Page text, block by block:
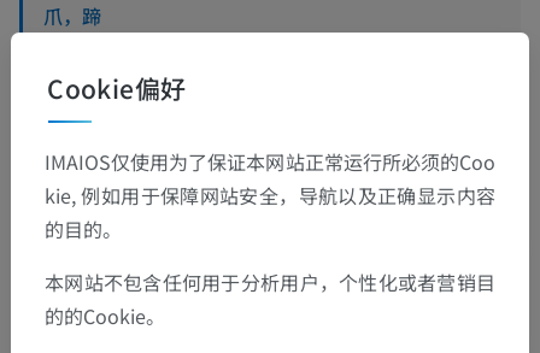
爪，蹄
乳房（指一个乳区）
人類的比较解剖学
翻译
Cookie偏好
IMAIOS仅使用为了保证本网站正常运行所必须的Coo
kie, 例如用于保障网站安全，导航以及正确显示内容
的目的。
本网站不包含任何用于分析用户，个性化或者营销目
的的Cookie。